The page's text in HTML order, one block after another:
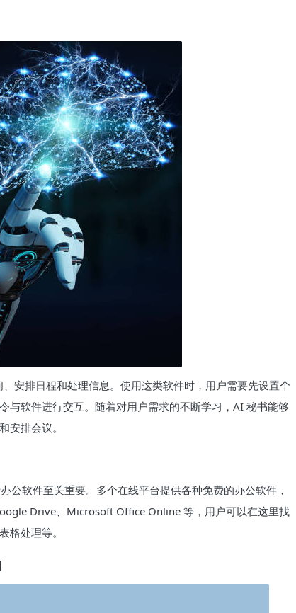
安排日程和处理信息。使用这类软件时，用户需要先设置个
与软件进行交互。随着对用户需求的不断学习，AI 秘书能够
安排会议。
公软件至关重要。多个在线平台提供各种免费的办公软件，
Drive、Microsoft Office Online 等，用户可以在这里找
格处理等。